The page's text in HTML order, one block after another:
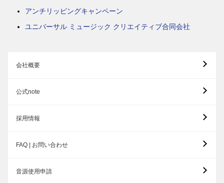
アンチリッピングキャンペーン
ユニバーサル ミュージック クリエイティブ合同会社
会社概要
公式note
採用情報
FAQ | お問い合わせ
音源使用申請